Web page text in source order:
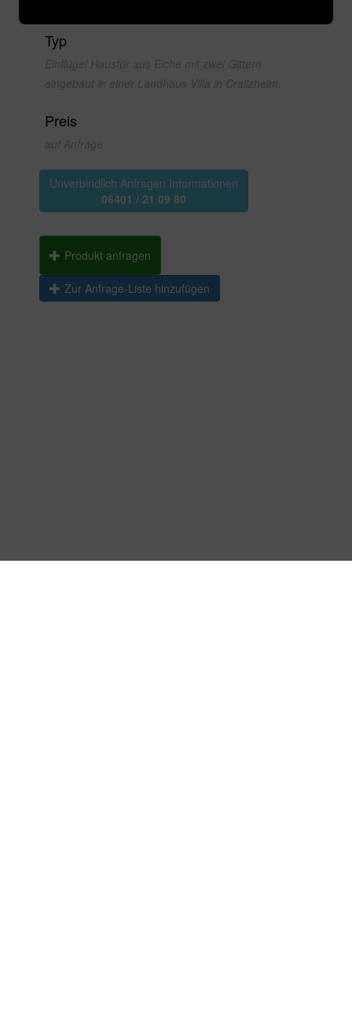
Typ
Einflügel Haustür aus Eiche mit zwei Gittern
eingebaut in einer Landhaus Villa in Crailzheim.
Preis
auf Anfrage
Unverbindlich Anfragen Informationen
06401 / 21 09 80
Produkt anfragen
Zur Anfrage-Liste hinzufügen